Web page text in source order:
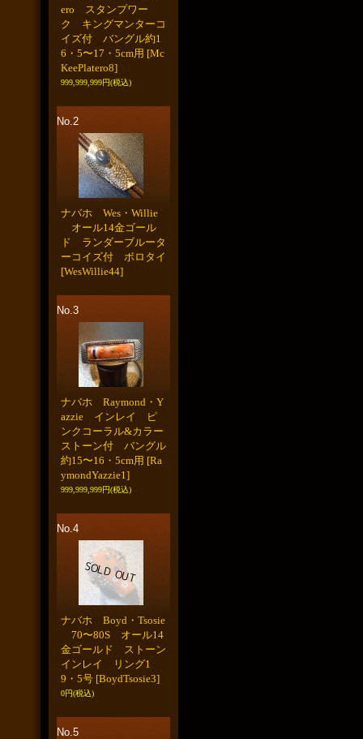
ero スタンプワー
ク キングマンターコ
イズ付 バングル約1
6・5〜17・5cm用 [Mc
KeePlatero8]
999,999,999円(税込)
No.2
ナバホ Wes・Willie
オール14金ゴール
ド ランダーブルータ
ーコイズ付 ボロタイ
[WesWillie44]
No.3
ナバホ Raymond・Y
azzie インレイ ピ
ンクコーラル&カラー
ストーン付 バングル
約15〜16・5cm用 [Ra
ymondYazzie1]
999,999,999円(税込)
No.4
ナバホ Boyd・Tsosie
70〜80S オール14
金ゴールド ストーン
インレイ リング1
9・5号 [BoydTsosie3]
0円(税込)
No.5